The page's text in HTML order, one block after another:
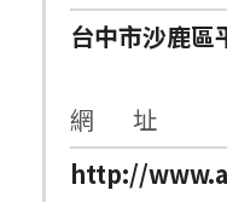
台中市沙鹿區
網 址
http://